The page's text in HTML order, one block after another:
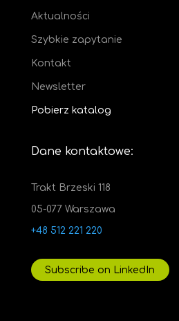
Aktualności
Szybkie zapytanie
Kontakt
Newsletter
Pobierz katalog
Dane kontaktowe:
Trakt Brzeski 118
05-077 Warszawa
+48 512 221 220
Subscribe on LinkedIn